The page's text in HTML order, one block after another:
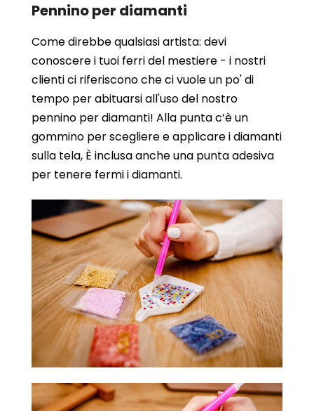
Pennino per diamanti
Come direbbe qualsiasi artista: devi
conoscere i tuoi ferri del mestiere - i nostri
clienti ci riferiscono che ci vuole un po' di
tempo per abituarsi all'uso del nostro
pennino per diamanti! Alla punta c’è un
gommino per scegliere e applicare i diamanti
sulla tela, È inclusa anche una punta adesiva
per tenere fermi i diamanti.